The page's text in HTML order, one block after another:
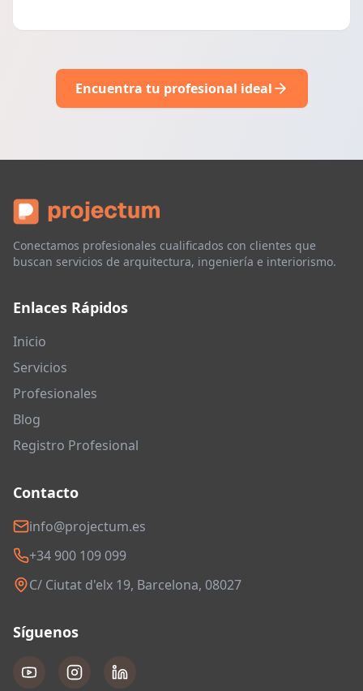
Encuentra tu profesional ideal
Conectamos profesionales cualificados con clientes que
buscan servicios de arquitectura, ingeniería e interiorismo.
Enlaces Rápidos
Inicio
Servicios
Profesionales
Blog
Registro Profesional
Contacto
info@projectum.es
+34 900 109 099
C/ Ciutat d'elx 19, Barcelona, 08027
Síguenos